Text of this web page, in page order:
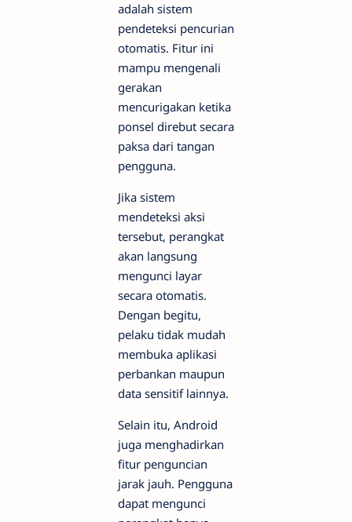
adalah sistem
pendeteksi pencurian
otomatis. Fitur ini
mampu mengenali
gerakan
mencurigakan ketika
ponsel direbut secara
paksa dari tangan
pengguna.
Jika sistem
mendeteksi aksi
tersebut, perangkat
akan langsung
mengunci layar
secara otomatis.
Dengan begitu,
pelaku tidak mudah
membuka aplikasi
perbankan maupun
data sensitif lainnya.
Selain itu, Android
juga menghadirkan
fitur penguncian
jarak jauh. Pengguna
dapat mengunci